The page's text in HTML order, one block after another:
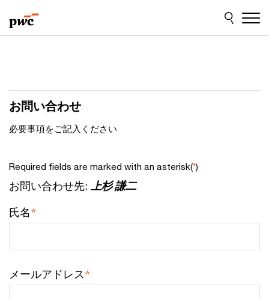
to
content
to
footer
お問い合わせ
必要事項をご記入ください
Required fields are marked with an asterisk(*)
お問い合わせ先: 上杉 謙二
氏名*
メールアドレス*